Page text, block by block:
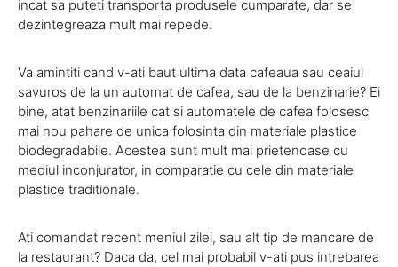
incat sa puteti transporta produsele cumparate, dar se
dezintegreaza mult mai repede.
Va amintiti cand v-ati baut ultima data cafeaua sau ceaiul
savuros de la un automat de cafea, sau de la benzinarie? Ei
bine, atat benzinariile cat si automatele de cafea folosesc
mai nou pahare de unica folosinta din materiale plastice
biodegradabile. Acestea sunt mult mai prietenoase cu
mediul inconjurator, in comparatie cu cele din materiale
plastice traditionale.
Ati comandat recent meniul zilei, sau alt tip de mancare de
la restaurant? Daca da, cel mai probabil v-ati pus intrebarea